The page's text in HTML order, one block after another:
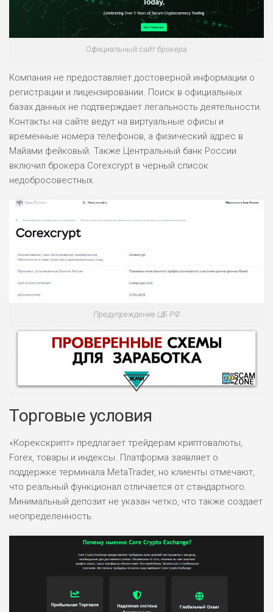
Официальный сайт брокера
Компания не предоставляет достоверной информации о
регистрации и лицензировании. Поиск в официальных
базах данных не подтверждает легальность деятельности.
Контакты на сайте ведут на виртуальные офисы и
временные номера телефонов, а физический адрес в
Майами фейковый. Также Центральный банк России
включил брокера Corexcrypt в черный список
недобросовестных.
Предупреждение ЦБ РФ
НАЗВАНИЕ
ВСЕМ
0
ДОХОД: ВЫСОКИЙ
ОБЗОР
Торговые условия
«Корекскрипт» предлагает трейдерам криптовалюты,
Forex, товары и индексы. Платформа заявляет о
поддержке терминала MetaTrader, но клиенты отмечают,
что реальный функционал отличается от стандартного.
Минимальный депозит не указан четко, что также создает
неопределенность.